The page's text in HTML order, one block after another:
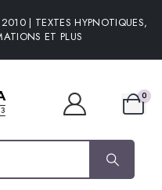
2010 | TEXTES HYPNOTIQUES,
ET PLUS
0